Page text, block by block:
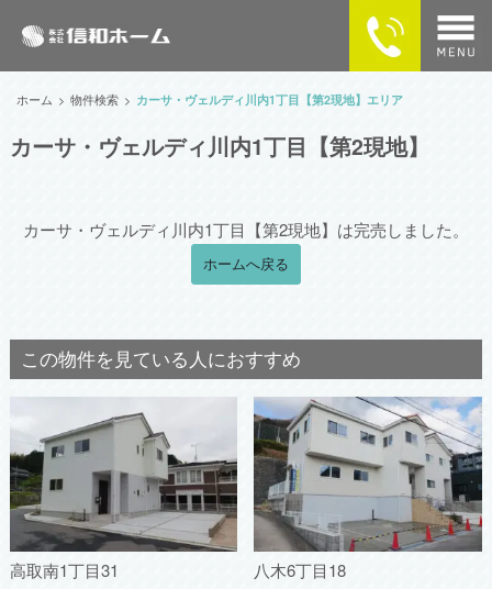
ホーム 物件検索 カーサ・ヴェルディ川内1丁目【第2現地】エリア
カーサ・ヴェルディ川内1丁目【第2現地】
カーサ・ヴェルディ川内1丁目【第2現地】は完売しました。
ホームへ戻る
この物件を見ている人におすすめ
高取南1丁目31 八木6丁目18
home
物件検索
カーサ・ヴェルディの住まい
供給実績
SNSで最新情報をチェック！